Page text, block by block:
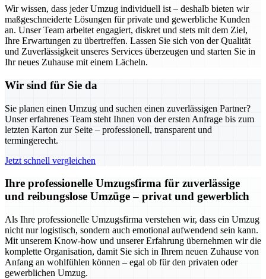
Wir wissen, dass jeder Umzug individuell ist – deshalb bieten wir
maßgeschneiderte Lösungen für private und gewerbliche Kunden
an. Unser Team arbeitet engagiert, diskret und stets mit dem Ziel,
Ihre Erwartungen zu übertreffen. Lassen Sie sich von der Qualität
und Zuverlässigkeit unseres Services überzeugen und starten Sie in
Ihr neues Zuhause mit einem Lächeln.
Wir sind für Sie da
Sie planen einen Umzug und suchen einen zuverlässigen Partner?
Unser erfahrenes Team steht Ihnen von der ersten Anfrage bis zum
letzten Karton zur Seite – professionell, transparent und
termingerecht.
Jetzt schnell vergleichen
Ihre professionelle Umzugsfirma für zuverlässige
und reibungslose Umzüge – privat und gewerblich
Als Ihre professionelle Umzugsfirma verstehen wir, dass ein Umzug
nicht nur logistisch, sondern auch emotional aufwendend sein kann.
Mit unserem Know-how und unserer Erfahrung übernehmen wir die
komplette Organisation, damit Sie sich in Ihrem neuen Zuhause von
Anfang an wohlfühlen können – egal ob für den privaten oder
gewerblichen Umzug.